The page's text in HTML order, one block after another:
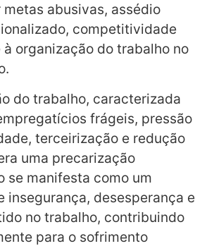
metas abusivas, assédio
competitividade
organização do trabalho no
do trabalho, caracterizada
frágeis, pressão
terceirização e redução
uma precarização
se manifesta como um
insegurança, desesperança e
no trabalho, contribuindo
para o sofrimento